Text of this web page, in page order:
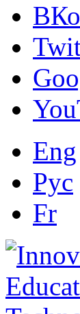
Eng
Рус
Fr